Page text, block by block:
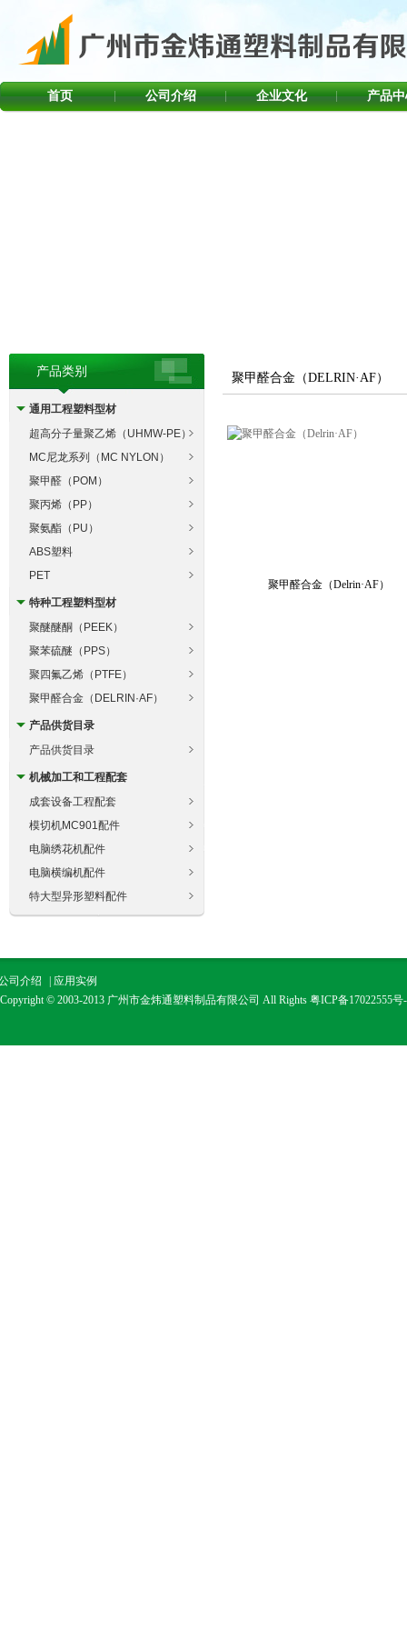
首页 公司介绍 企业文化 产品
产品类别
通用工程塑料型材
超高分子量聚乙烯（UHMW-PE）
MC尼龙系列（MC NYLON）
聚甲醛（POM）
聚丙烯（PP）
聚氨酯（PU）
ABS塑料
PET
特种工程塑料型材
聚醚醚酮（PEEK）
聚苯硫醚（PPS）
聚四氟乙烯（PTFE）
聚甲醛合金（DELRIN·AF）
产品供货目录
产品供货目录
机械加工和工程配套
成套设备工程配套
模切机MC901配件
电脑绣花机配件
电脑横编机配件
特大型异形塑料配件
聚甲醛合金（DELRIN·AF）
聚甲醛合金（Delrin·AF）
司介绍
应用实例
Copyright © 2003-2013 广州市金炜通塑料制品有限公司 All Rights 粤ICP备17022555号